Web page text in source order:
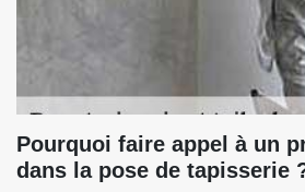
Pourquoi faire appel à un
dans la pose de tapisserie